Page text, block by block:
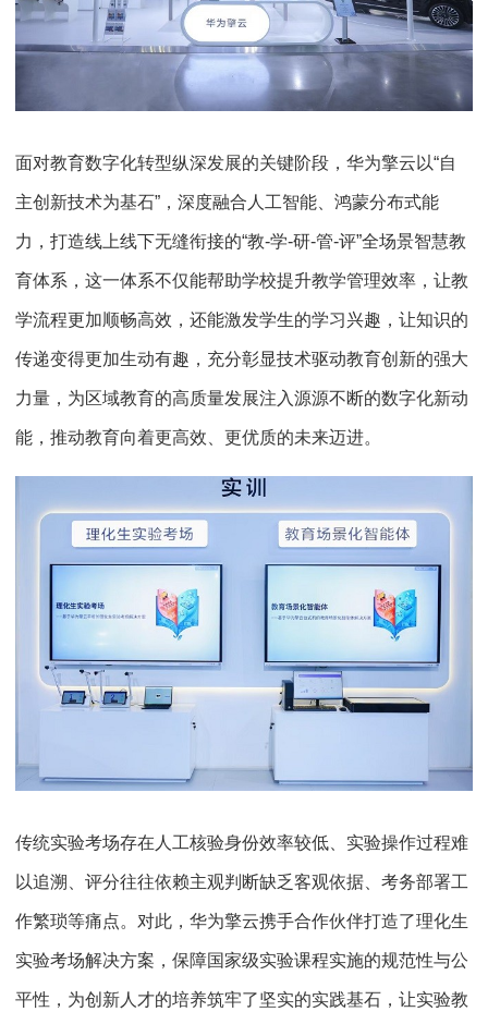
面对教育数字化转型纵深发展的关键阶段，华为擎云以“自
主创新技术为基石”，深度融合人工智能、鸿蒙分布式能
力，打造线上线下无缝衔接的“教-学-研-管-评”全场景智慧教
育体系，这一体系不仅能帮助学校提升教学管理效率，让教
学流程更加顺畅高效，还能激发学生的学习兴趣，让知识的
传递变得更加生动有趣，充分彰显技术驱动教育创新的强大
力量，为区域教育的高质量发展注入源源不断的数字化新动
能，推动教育向着更高效、更优质的未来迈进。
传统实验考场存在人工核验身份效率较低、实验操作过程难
以追溯、评分往往依赖主观判断缺乏客观依据、考务部署工
作繁琐等痛点。对此，华为擎云携手合作伙伴打造了理化生
实验考场解决方案，保障国家级实验课程实施的规范性与公
平性，为创新人才的培养筑牢了坚实的实践基石，让实验教